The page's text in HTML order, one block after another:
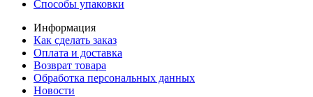
Способы упаковки
Информация
Как сделать заказ
Оплата и доставка
Возврат товара
Обработка персональных данных
Новости